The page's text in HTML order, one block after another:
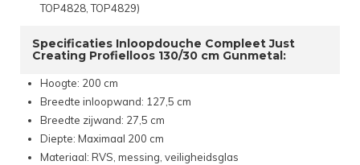
TOP4828, TOP4829)
Specificaties Inloopdouche Compleet Just
Creating Profielloos 130/30 cm Gunmetal:
Hoogte: 200 cm
Breedte inloopwand: 127,5 cm
Breedte zijwand: 27,5 cm
Diepte: Maximaal 200 cm
Materiaal: RVS, messing, veiligheidsglas